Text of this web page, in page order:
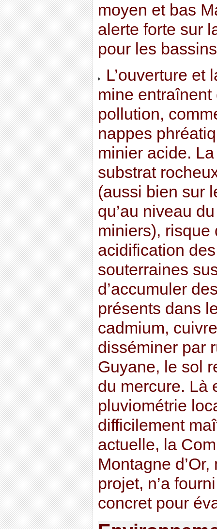
moyen et bas
alerte forte sur
pour les
L’ouverture et
mine entraînent
pollution,
nappes
minier acide.
substrat
(aussi bien sur
qu’au niveau
miniers), risque
acidification
souterraines
d’accumuler
présents dans
cadmium,
disséminer par
Guyane, le sol
du mercure. Là
pluviométrie
difficilement
actuelle, la
Montagne
projet, n’a
concret pour